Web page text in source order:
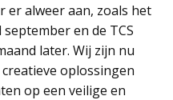
er alweer aan, zoals het
en de TCS
later. Wij zijn nu
oplossingen
op een veilige en